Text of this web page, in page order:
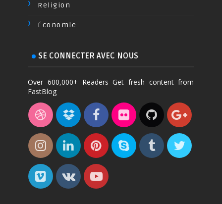
Religion
Économie
SE CONNECTER AVEC NOUS
Over 600,000+ Readers Get fresh content from
FastBlog